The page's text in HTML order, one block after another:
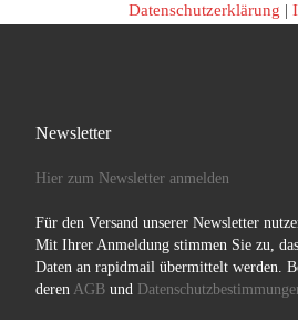
Datenschutzerklärung |
Newsletter
Hier zum Newsletter anmelden
Für den Versand unserer Newsletter
Mit Ihrer Anmeldung stimmen Sie zu,
Daten an rapidmail übermittelt werden.
deren AGBund